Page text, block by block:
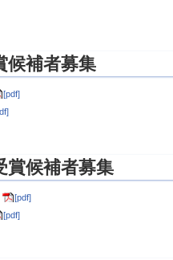
補者募集
[pdf]
候補者募集
[pdf]
[pdf]